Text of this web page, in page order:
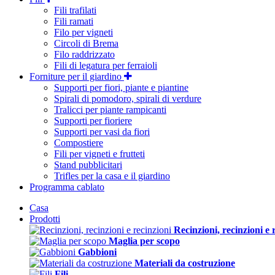
Fili trafilati
Fili ramati
Filo per vigneti
Circoli di Brema
Filo raddrizzato
Fili di legatura per ferraioli
Forniture per il giardino
Supporti per fiori, piante e piantine
Spirali di pomodoro, spirali di verdure
Tralicci per piante rampicanti
Supporti per fioriere
Supporti per vasi da fiori
Compostiere
Fili per vigneti e frutteti
Stand pubblicitari
Trifles per la casa e il giardino
Programma cablato
Casa
Prodotti
Recinzioni, recinzioni e
Maglia per scopo
Gabbioni
Materiali da costruzione